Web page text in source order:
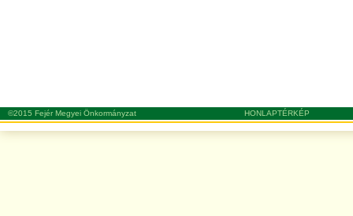
©2015 Fejér Megyei Önkormányzat HONLAPTÉRKÉP